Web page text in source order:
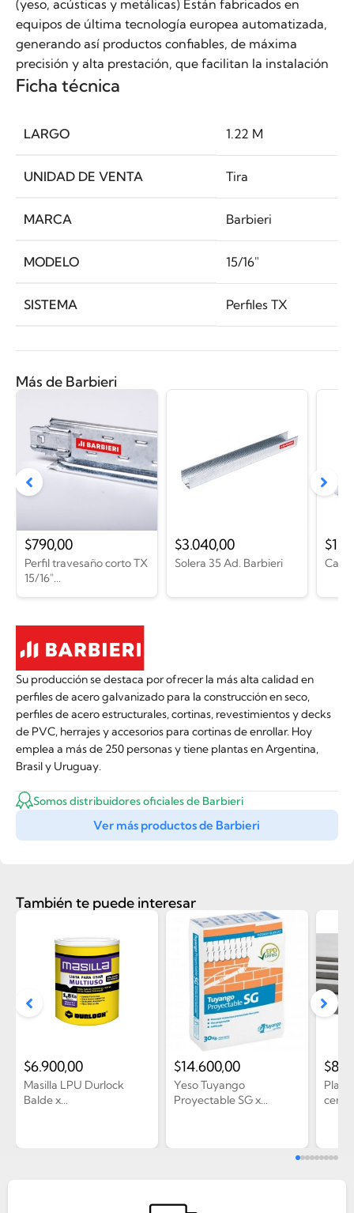
(yeso, acústicas y metálicas) Están fabricados en
equipos de última tecnología europea automatizada,
generando así productos confiables, de máxima
precisión y alta prestación, que facilitan la instalación
Ficha técnica
LARGO 1.22 M
UNIDAD DE VENTA Tira
MARCA Barbieri
MODELO 15/16″
SISTEMA Perfiles TX
Más de Barbieri
Su producción se destaca por ofrecer la más alta calidad en
perfiles de acero galvanizado para la construcción en seco,
perfiles de acero estructurales, cortinas, revestimientos y decks
de PVC, herrajes y accesorios para cortinas de enrollar. Hoy
emplea a más de 250 personas y tiene plantas en Argentina,
Brasil y Uruguay.
Somos distribuidores oficiales de Barbieri
Ver más productos de Barbieri
Perfil travesaño corto TX
15/16″...
$790,00
Solera 35 Ad. Barbieri
$3.040,00 $
También te puede interesar
Masilla LPU Durlock
Balde x...
$6.900,00
Yeso Tuyango
Proyectable SG x...
$14.600,00 $